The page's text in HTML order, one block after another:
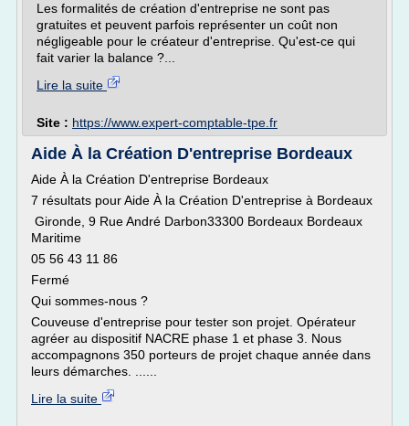
Les formalités de création d'entreprise ne sont pas
gratuites et peuvent parfois représenter un coût non
négligeable pour le créateur d'entreprise. Qu'est-ce qui
fait varier la balance ?...
Lire la suite
Site : https://www.expert-comptable-tpe.fr
Aide À la Création D'entreprise Bordeaux
Aide À la Création D'entreprise Bordeaux
7 résultats pour Aide À la Création D'entreprise à Bordeaux
Gironde, 9 Rue André Darbon33300 Bordeaux Bordeaux
Maritime
05 56 43 11 86
Fermé
Qui sommes-nous ?
Couveuse d'entreprise pour tester son projet. Opérateur
agréer au dispositif NACRE phase 1 et phase 3. Nous
accompagnons 350 porteurs de projet chaque année dans
leurs démarches. ......
Lire la suite